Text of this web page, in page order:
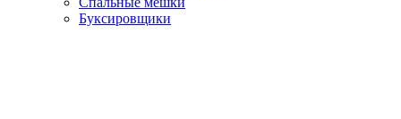
Буксировщики